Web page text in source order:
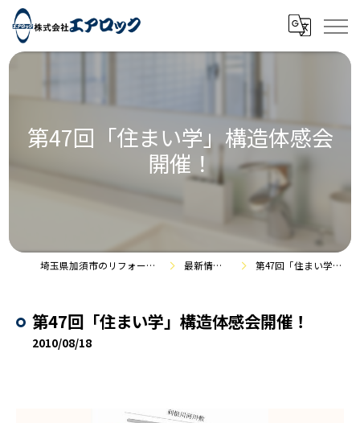
第47回「住まい学」構造体感会
開催！
埼玉県加須市のリフォームなら株式会社エアロック 最新情報・施工事例 第47回「住まい学」構造体感会開催！
第47回「住まい学」構造体感会開催！
2010/08/18